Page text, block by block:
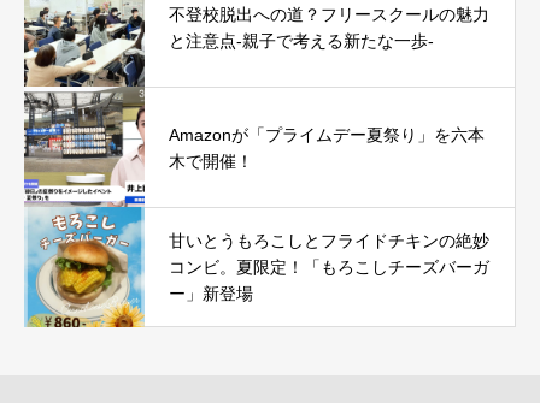
不登校脱出への道？フリースクールの魅力
と注意点-親子で考える新たな一歩-
Amazonが「プライムデー夏祭り」を六本
木で開催！
甘いとうもろこしとフライドチキンの絶妙
コンビ。夏限定！「もろこしチーズバーガ
ー」新登場